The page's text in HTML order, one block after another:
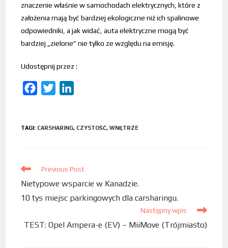
znaczenie właśnie w samochodach elektrycznych, które z
założenia mają być bardziej ekologiczne niż ich spalinowe
odpowiedniki, a jak widać, auta elektryczne mogą być
bardziej „zielone” nie tylko ze względu na emisję.
Udostępnij przez :
e
o
k
t
r
k
I
n
TAGI: CARSHARING, CZYSTOŚĆ, WNĘTRZE
Previous Post
Nietypowe wsparcie w Kanadzie.
10 tys miejsc parkingowych dla carsharingu.
Następny wpis
TEST: Opel Ampera-e (EV) – MiiMove (Trójmiasto)